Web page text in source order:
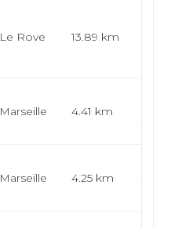
Le Rove 13.89 km
Marseille 4.41 km
Marseille 4.25 km